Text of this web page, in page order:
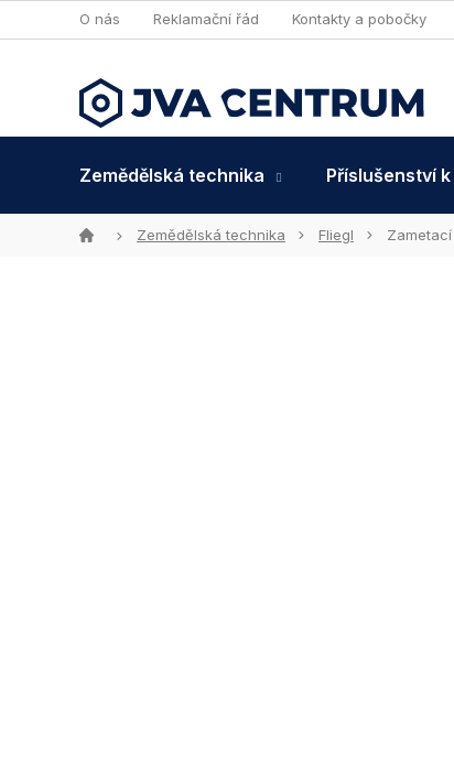
na
O nás Reklamační řád Kontakty a pobočky
Zemědělská technika
Příslušenství
DomůZemědělská technika Fliegl Zametací